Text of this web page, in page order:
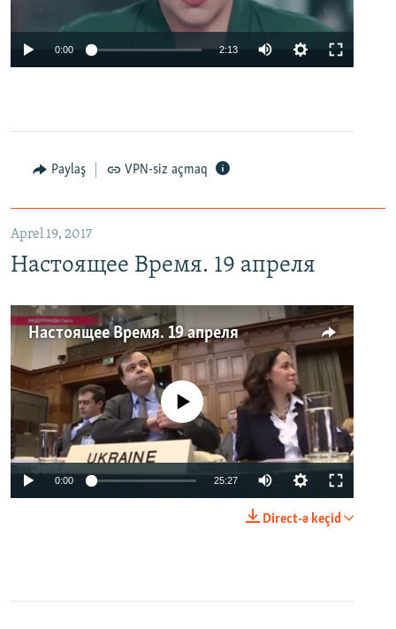
0:00 2:13
Paylaş VPN-siz açmaq
Aprel 19, 2017
Настоящее Время. 19 апреля
Настоящее Время. 19 апреля
No media source currently available
0:00 25:27
Direct-ə keçid